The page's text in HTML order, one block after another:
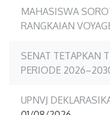
MAHASISWA
RANGKAIAN
SENAT TETAPKAN
PERIODE
UPNVJ